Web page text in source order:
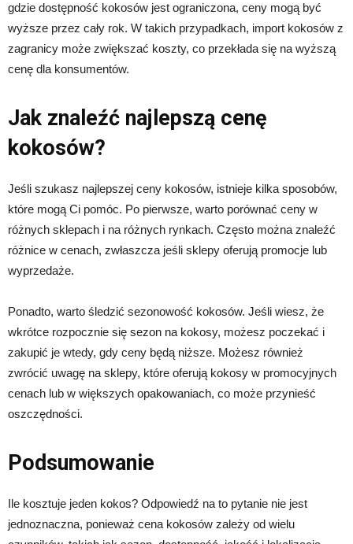
gdzie dostępność kokosów jest ograniczona, ceny mogą być
wyższe przez cały rok. W takich przypadkach, import kokosów z
zagranicy może zwiększać koszty, co przekłada się na wyższą
cenę dla konsumentów.
Jak znaleźć najlepszą cenę
kokosów?
Jeśli szukasz najlepszej ceny kokosów, istnieje kilka sposobów,
które mogą Ci pomóc. Po pierwsze, warto porównać ceny w
różnych sklepach i na różnych rynkach. Często można znaleźć
różnice w cenach, zwłaszcza jeśli sklepy oferują promocje lub
wyprzedaże.
Ponadto, warto śledzić sezonowość kokosów. Jeśli wiesz, że
wkrótce rozpocznie się sezon na kokosy, możesz poczekać i
zakupić je wtedy, gdy ceny będą niższe. Możesz również
zwrócić uwagę na sklepy, które oferują kokosy w promocyjnych
cenach lub w większych opakowaniach, co może przynieść
oszczędności.
Podsumowanie
Ile kosztuje jeden kokos? Odpowiedź na to pytanie nie jest
jednoznaczna, ponieważ cena kokosów zależy od wielu